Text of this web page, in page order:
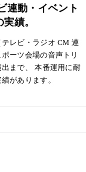
連動・イベント
績。
レビ・ラジオ CM 連
ーツ会場の音声トリ
出まで、 本番運用に耐
があります。